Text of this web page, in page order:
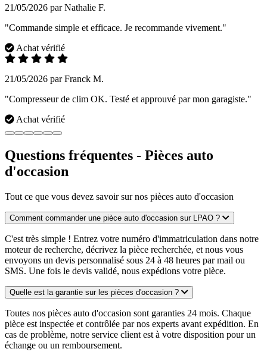
21/05/2026 par Nathalie F.
"Commande simple et efficace. Je recommande vivement."
Achat vérifié
21/05/2026 par Franck M.
"Compresseur de clim OK. Testé et approuvé par mon garagiste."
Achat vérifié
Questions fréquentes - Pièces auto
d'occasion
Tout ce que vous devez savoir sur nos pièces auto d'occasion
Comment commander une pièce auto d'occasion sur LPAO ?
C'est très simple ! Entrez votre numéro d'immatriculation dans notre
moteur de recherche, décrivez la pièce recherchée, et nous vous
envoyons un devis personnalisé sous 24 à 48 heures par mail ou
SMS. Une fois le devis validé, nous expédions votre pièce.
Quelle est la garantie sur les pièces d'occasion ?
Toutes nos pièces auto d'occasion sont garanties 24 mois. Chaque
pièce est inspectée et contrôlée par nos experts avant expédition. En
cas de problème, notre service client est à votre disposition pour un
échange ou un remboursement.